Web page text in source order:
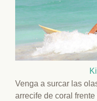
Venga a surcar las
arrecife de coral